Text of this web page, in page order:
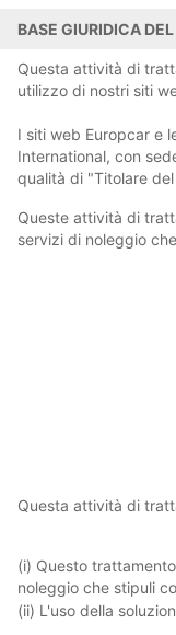
BASE GIURIDICA
Questa attività di
utilizzo di nostri siti
I siti web Europcar e
International, con
qualità di "Titolare
Queste attività di
servizi di noleggio
Questa attività di
(i) Questo
noleggio che stipuli
(ii) L'uso della